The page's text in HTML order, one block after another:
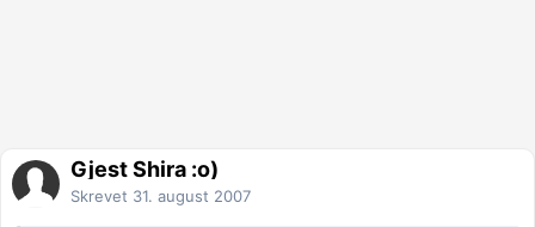
Gjest Shira :o)
Skrevet 31. august 2007